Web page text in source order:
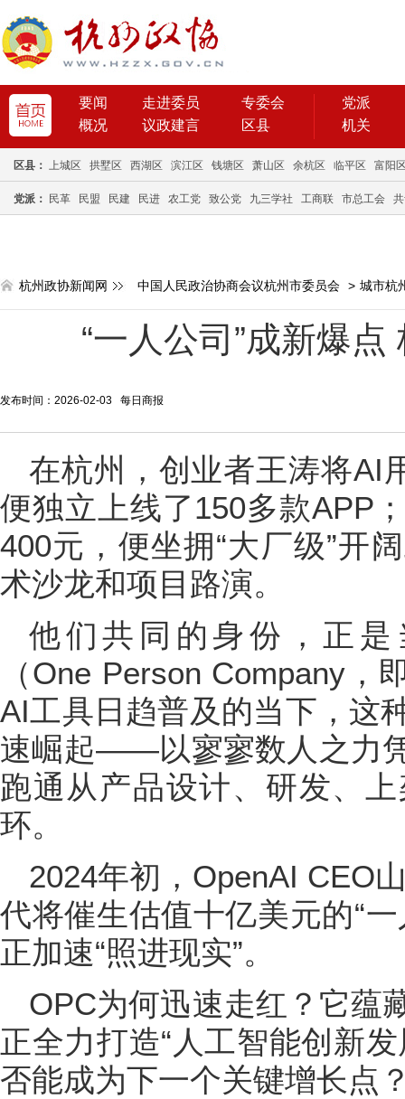
要闻 走进委员
专委会
概况
议政建言 区县
党派
机关
区县： 上城区 拱墅区 西湖区 滨江区 钱塘区 萧山区 余杭区 临平区 富阳
党派： 民革 民盟 民建 民进 农工党 致公党 九三学社 工商联 市总工会
杭州政协新闻网 中国人民政治协商会议杭州市委员会 > 城市杭
“一人公司”成新爆
发布时间：2026-02-03 每日商报
在杭州，创业者王涛将AI
便独立上线了150多款APP
400元，便坐拥“大厂级”开
术沙龙和项目路演。
他们共同的身份，正
（One Person Company，
AI工具日趋普及的当下，这
速崛起——以寥寥数人之力
跑通从产品设计、研发、
环。
2024年初，OpenAI CEO
代将催生估值十亿美元的“
正加速“照进现实”。
OPC为何迅速走红？它蕴
正全力打造“人工智能创新
否能成为下一个关键增长点